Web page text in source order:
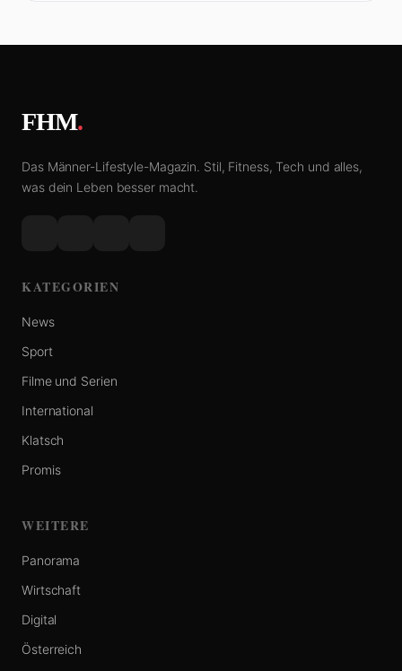
FHM.
Das Männer-Lifestyle-Magazin. Stil, Fitness, Tech und alles,
was dein Leben besser macht.
KATEGORIEN
News
Sport
Filme und Serien
International
Klatsch
Promis
WEITERE
Panorama
Wirtschaft
Digital
Österreich